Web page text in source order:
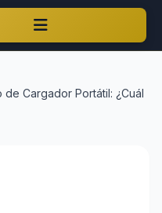
de Cargador Portátil: ¿Cuál